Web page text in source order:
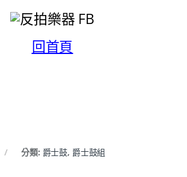
回首頁
分類: 爵士鼓, 爵士鼓組